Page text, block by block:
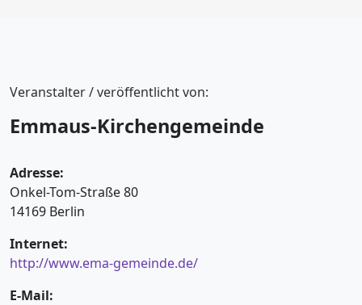
Veranstalter / veröffentlicht von:
Emmaus-Kirchengemeinde
Adresse:
Onkel-Tom-Straße 80
14169 Berlin
Internet:
http://www.ema-gemeinde.de/
E-Mail: